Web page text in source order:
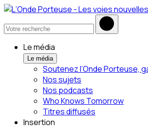
Le média
Le média
Soutenez l’Onde Porteuse,
Nos sujets
Nos podcasts
Who Knows Tomorrow
Titres diffusés
Insertion